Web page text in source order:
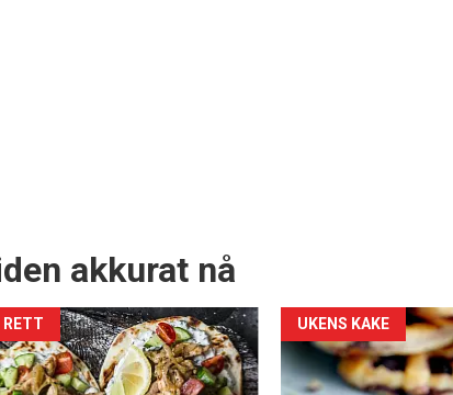
akkurat nå
RETT
Forsiden
akkurat
UKENS KAKE